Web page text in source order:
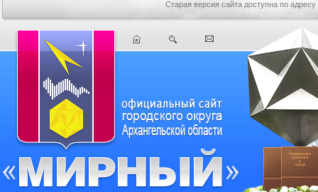
Старая версия сайта доступна по адресу